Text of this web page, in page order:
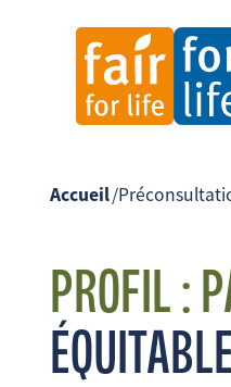
Accueil/
PROFIL :
ÉQUITABLE